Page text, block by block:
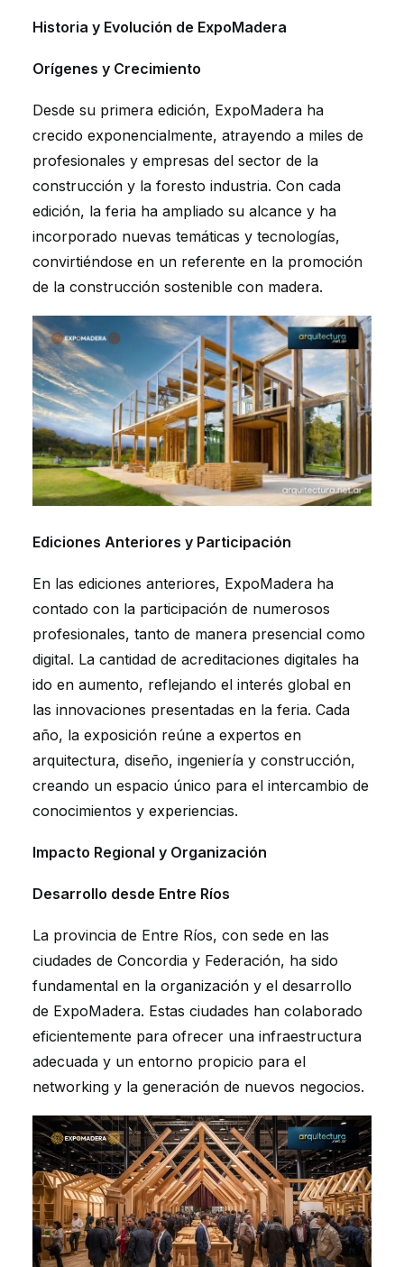
Historia y Evolución de ExpoMadera
Orígenes y Crecimiento
Desde su primera edición, ExpoMadera ha
crecido exponencialmente, atrayendo a miles de
profesionales y empresas del sector de la
construcción y la foresto industria. Con cada
edición, la feria ha ampliado su alcance y ha
incorporado nuevas temáticas y tecnologías,
convirtiéndose en un referente en la promoción
de la construcción sostenible con madera.
Ediciones Anteriores y Participación
En las ediciones anteriores, ExpoMadera ha
contado con la participación de numerosos
profesionales, tanto de manera presencial como
digital. La cantidad de acreditaciones digitales ha
ido en aumento, reflejando el interés global en
las innovaciones presentadas en la feria. Cada
año, la exposición reúne a expertos en
arquitectura, diseño, ingeniería y construcción,
creando un espacio único para el intercambio de
conocimientos y experiencias.
Impacto Regional y Organización
Desarrollo desde Entre Ríos
La provincia de Entre Ríos, con sede en las
ciudades de Concordia y Federación, ha sido
fundamental en la organización y el desarrollo
de ExpoMadera. Estas ciudades han colaborado
eficientemente para ofrecer una infraestructura
adecuada y un entorno propicio para el
networking y la generación de nuevos negocios.